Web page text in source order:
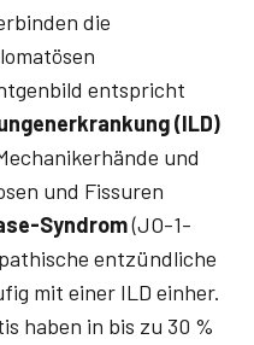
die
entspricht
(ILD)
und
und Fissuren
Syndrom(JO-1-
entzündliche
mit einer ILD einher.
haben in bis zu 30 %